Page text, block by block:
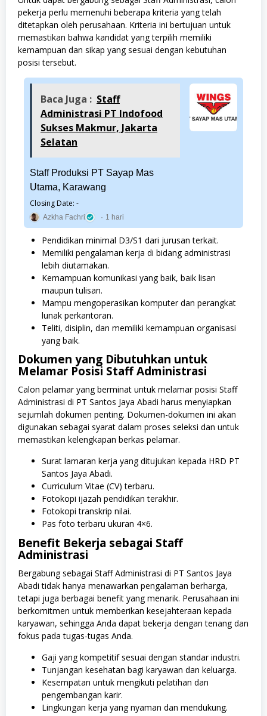
pekerja perlu memenuhi beberapa kriteria yang telah
ditetapkan oleh perusahaan. Kriteria ini bertujuan untuk
memastikan bahwa kandidat yang terpilih memiliki
kemampuan dan sikap yang sesuai dengan kebutuhan
posisi tersebut.
Baca Juga : Staff
Administrasi PT Indofood
Sukses Makmur, Jakarta
Selatan
Staff Produksi PT Sayap Mas
Utama, Karawang
Closing Date: -
Azkha Fachri 1 hari
Pendidikan minimal D3/S1 dari jurusan terkait.
Memiliki pengalaman kerja di bidang administrasi
lebih diutamakan.
Kemampuan komunikasi yang baik, baik lisan
maupun tulisan.
Mampu mengoperasikan komputer dan perangkat
lunak perkantoran.
Teliti, disiplin, dan memiliki kemampuan organisasi
yang baik.
Dokumen yang Dibutuhkan untuk
Melamar Posisi Staff Administrasi
Calon pelamar yang berminat untuk melamar posisi Staff
Administrasi di PT Santos Jaya Abadi harus menyiapkan
sejumlah dokumen penting. Dokumen-dokumen ini akan
digunakan sebagai syarat dalam proses seleksi dan untuk
memastikan kelengkapan berkas pelamar.
Surat lamaran kerja yang ditujukan kepada HRD PT
Santos Jaya Abadi.
Curriculum Vitae (CV) terbaru.
Fotokopi ijazah pendidikan terakhir.
Fotokopi transkrip nilai.
Pas foto terbaru ukuran 4×6.
Benefit Bekerja sebagai Staff
Administrasi
Bergabung sebagai Staff Administrasi di PT Santos Jaya
Abadi tidak hanya menawarkan pengalaman berharga,
tetapi juga berbagai benefit yang menarik. Perusahaan ini
berkomitmen untuk memberikan kesejahteraan kepada
karyawan, sehingga Anda dapat bekerja dengan tenang dan
fokus pada tugas-tugas Anda.
Gaji yang kompetitif sesuai dengan standar industri.
Tunjangan kesehatan bagi karyawan dan keluarga.
Kesempatan untuk mengikuti pelatihan dan
pengembangan karir.
Lingkungan kerja yang nyaman dan mendukung.